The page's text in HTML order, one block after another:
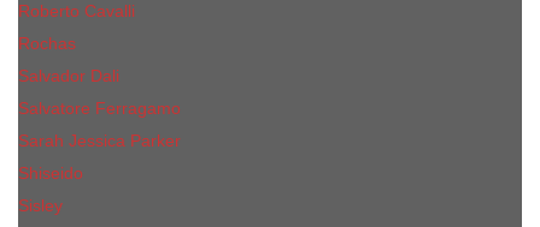
Roberto Cavalli
Rochas
Salvador Dali
Salvatore Ferragamo
Sarah Jessica Parker
Shiseido
Sisley